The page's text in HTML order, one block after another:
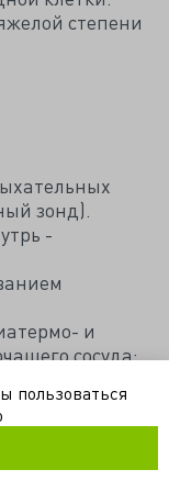
степени
зонд).
-
и
сосуда;
(20 мг
раствора
пользоваться